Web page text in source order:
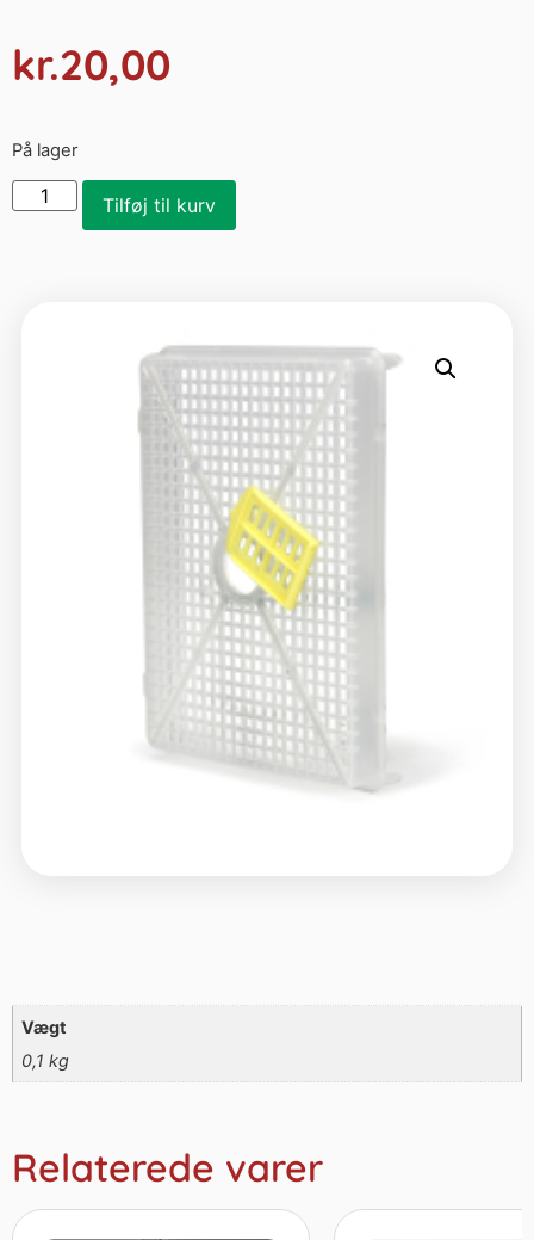
kr.20,00
På lager
Tilføj til kurv
Vægt
0,1 kg
Relaterede varer